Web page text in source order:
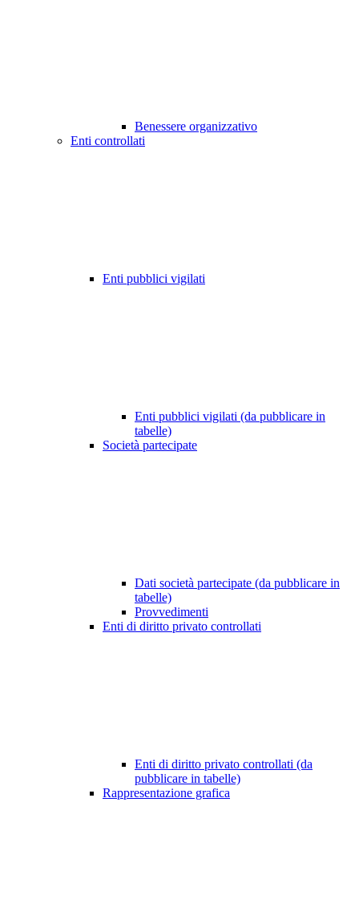
Benessere organizzativo
Enti controllati
Enti pubblici vigilati
Enti pubblici vigilati (da pubblicare in
tabelle)
Società partecipate
Dati società partecipate (da pubblicare in
tabelle)
Provvedimenti
Enti di diritto privato controllati
Enti di diritto privato controllati (da
pubblicare in tabelle)
Rappresentazione grafica